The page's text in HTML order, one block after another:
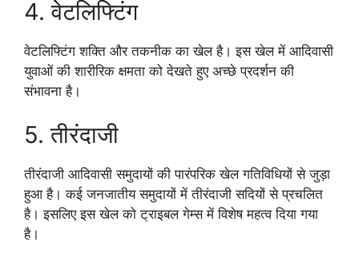
4. वेटलिफ्टिंग
वेटलिफ्टिंग शक्ति और तकनीक का खेल है। इस खेल में आदिवासी
युवाओं की शारीरिक क्षमता को देखते हुए अच्छे प्रदर्शन की
संभावना है।
5. तीरंदाजी
तीरंदाजी आदिवासी समुदायों की पारंपरिक खेल गतिविधियों से जुड़ा
हुआ है। कई जनजातीय समुदायों में तीरंदाजी सदियों से प्रचलित
है। इसलिए इस खेल को ट्राइबल गेम्स में विशेष महत्व दिया गया
है।